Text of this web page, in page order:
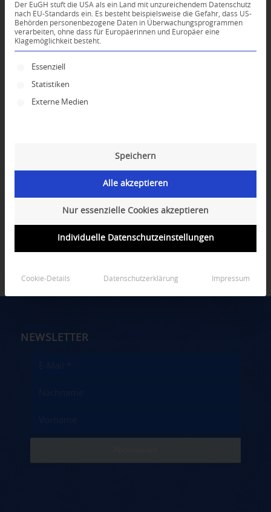
Name*
E-Mail-Adresse*
NEWSLETTER
Der EuGH stuft die USA als ein Land mit unzureichendem Datenschutz
nach EU-Standards ein. Es besteht beispielsweise die Gefahr, dass US-
Behörden personenbezogene Daten in Überwachungsprogrammen
verarbeiten, ohne dass für Europäerinnen und Europäer eine
Klagemöglichkeit besteht.
Es folgt eine Liste der Service-Gruppen, für die
Essenziell
Statistiken
Externe Medien
Speichern
Alle akzeptieren
Nur essenzielle Cookies akzeptieren
Individuelle Datenschutzeinstellungen
Cookie-Details Datenschutzerklärung Impressum